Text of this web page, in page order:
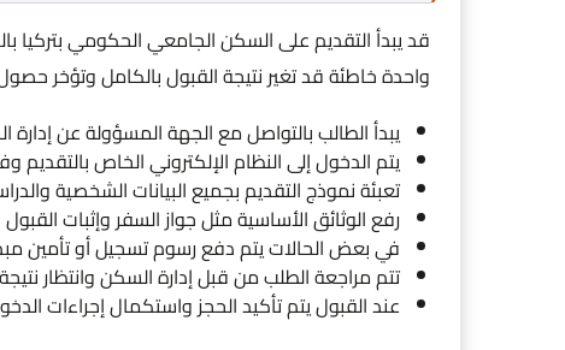
قد يبدأ التقديم على السكن الجامعي الحكومي بتركيا
واحدة خاطئة قد تغير نتيجة القبول بالكامل وتؤخر
يبدأ الطالب بالتواصل مع الجهة المسؤولة عن
يتم الدخول إلى النظام الإلكتروني الخاص بالتقديم
تعبئة نموذج التقديم بجميع البيانات الشخصية
رفع الوثائق الأساسية مثل جواز السفر وإثبات
في بعض الحالات يتم دفع رسوم تسجيل أو تأمين
تتم مراجعة الطلب من قبل إدارة السكن وانتظار
عند القبول يتم تأكيد الحجز واستكمال إجراءات